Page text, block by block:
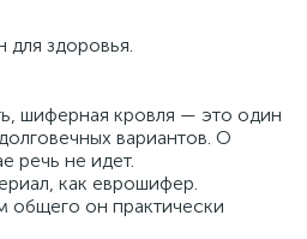
для здоровья.
шиферная кровля — это один
вариантов. О
речь не идет.
как еврошифер.
он практически